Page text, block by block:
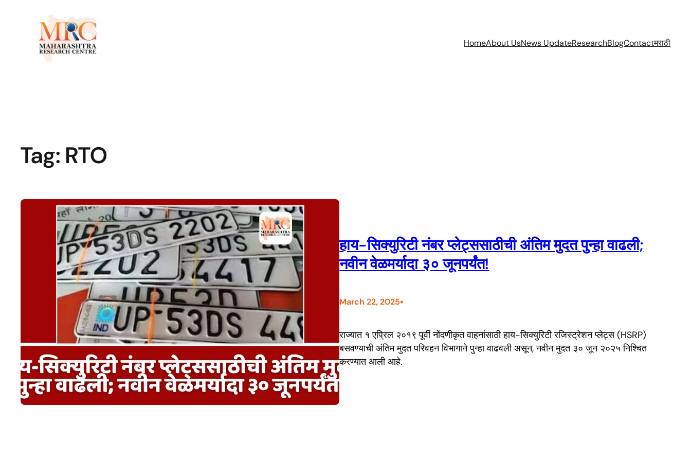
HomeAbout UsNews UpdateResearchBlogContactमराठी
Tag: RTO
हाय-सिक्युरिटी नंबर प्लेट्ससाठीची अंतिम मुदत पुन्हा वाढली;
नवीन वेळमर्यादा ३० जूनपर्यंत!
March 22, 2025•
राज्यात १ एप्रिल २०१९ पूर्वी नोंदणीकृत वाहनांसाठी हाय-सिक्युरिटी रजिस्ट्रेशन प्लेट्स (HSRP)
बसवण्याची अंतिम मुदत परिवहन विभागाने पुन्हा वाढवली असून, नवीन मुदत ३० जून २०२५ निश्चित
करण्यात आली आहे.